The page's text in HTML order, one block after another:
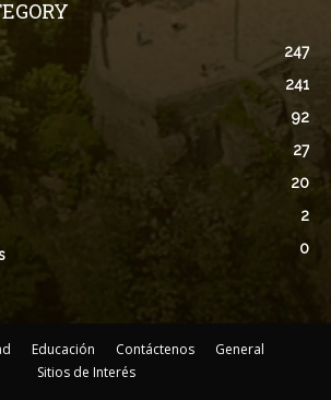
247
241
92
27
20
2
0
Educación Contáctenos
General
Sitios de Interés